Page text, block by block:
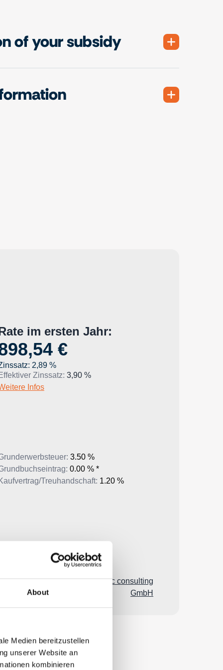
About
Medien bereitzustellen
unserer Website an
kombinieren
of your subsidy